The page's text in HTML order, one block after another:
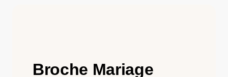
Broche Mariage